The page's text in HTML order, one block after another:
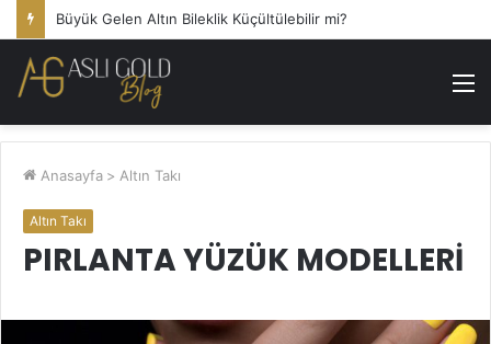
Büyük Gelen Altın Bileklik Küçültülebilir mi?
Anasayfa > Altın Takı
Altın Takı
PIRLANTA YÜZÜK MODELLERI